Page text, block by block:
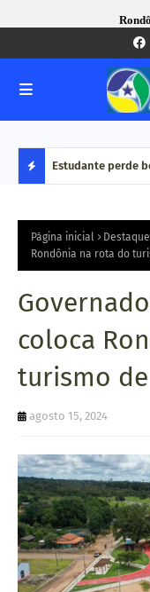
S
T
A
U
Estudante perde
renda', diz
Página inicial Destaque
Rondônia na rota do
coloca
turismo
agosto 15, 2024